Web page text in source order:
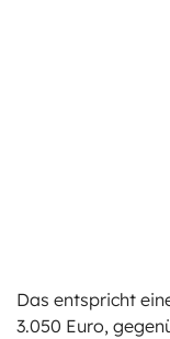
Das entspricht
3.050 Euro,